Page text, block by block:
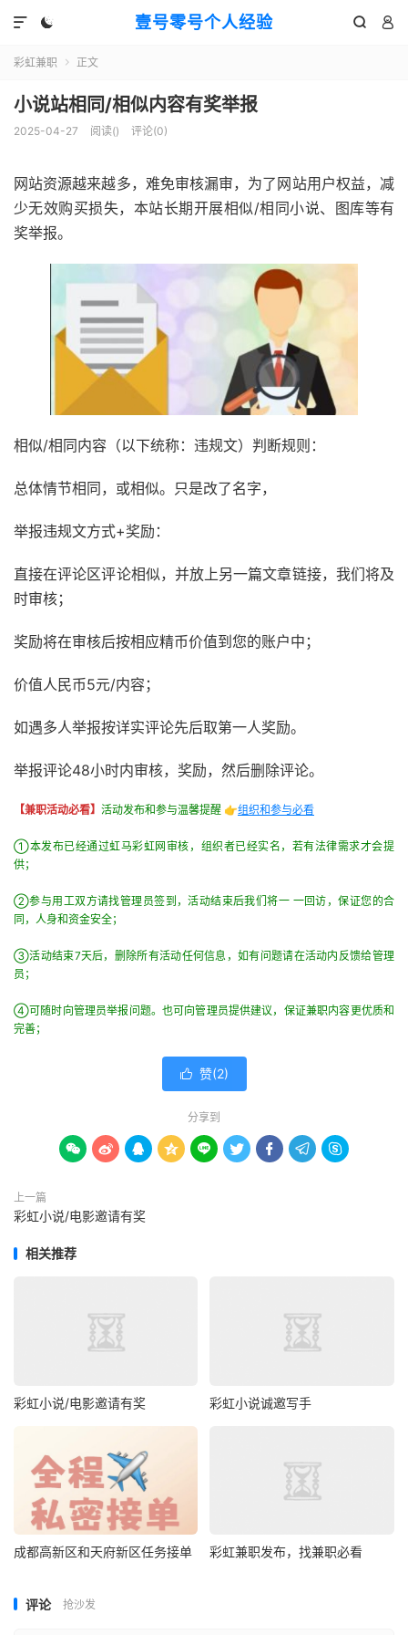
壹号零号个人经验 
 

彩虹兼职  正文
小说站相同/相似内容有奖举报
2025-04-27 阅读() 评论(0)
网站资源越来越多，难免审核漏审，为了网站用户权益，减
少无效购买损失，本站长期开展相似/相同小说、图库等有
奖举报。
相似/相同内容（以下统称：违规文）判断规则：
总体情节相同，或相似。只是改了名字，
举报违规文方式+奖励：
直接在评论区评论相似，并放上另一篇文章链接，我们将及
时审核；
奖励将在审核后按相应精币价值到您的账户中；
价值人民币5元/内容；
如遇多人举报按详实评论先后取第一人奖励。
举报评论48小时内审核，奖励，然后删除评论。
【兼职活动必看】 活动发布和参与温馨提醒 👉组织和参与必看
①本发布已经通过虹马彩虹网审核，组织者已经实名，若有法律需求才会提
供；
②参与用工双方请找管理员签到，活动结束后我们将一 一回访，保证您的合
同，人身和资金安全；
③活动结束7天后，删除所有活动任何信息，如有问题请在活动内反馈给管理
员；
④可随时向管理员举报问题。也可向管理员提供建议，保证兼职内容更优质和
完善；
 赞(2)
分享到
        
上一篇
彩虹小说/电影邀请有奖
相关推荐
彩虹小说/电影邀请有奖 彩虹小说诚邀写手
成都高新区和天府新区任务接单 彩虹兼职发布，找兼职必看
评论 抢沙发